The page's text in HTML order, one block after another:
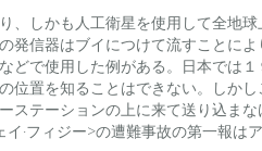
、しかも人工衛星を使用して全地
発信器はブイにつけて流すことに
どで使用した例がある。日本では
位置を知ることはできない。しか
ステーションの上に来て送り込ま
·フィジー>の遭難事故の第一報